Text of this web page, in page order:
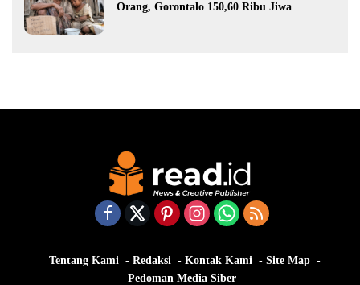
Orang, Gorontalo 150,60 Ribu Jiwa
Tentang Kami Redaksi Kontak Kami
Site Map
Pedoman Media Siber